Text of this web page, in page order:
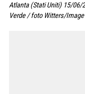
Atlanta (Stati Uniti) 15/06/
Verde / foto Witters/